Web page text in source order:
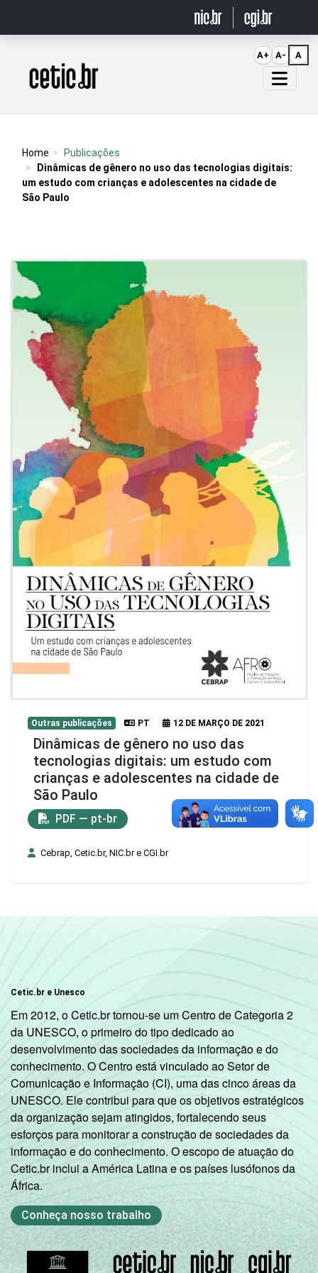
Página inicial
Home
Publicações
Dinâmicas de gênero no uso das tecnologias digitais:
um estudo com crianças e adolescentes na cidade de
São Paulo
Outras publicações PT 12 DE MARÇO DE 2021
Dinâmicas de gênero no uso das
tecnologias digitais: um estudo com
crianças e adolescentes na cidade de
São Paulo
PDF — pt-br
Cebrap, Cetic.br, NIC.br e CGI.br
Cetic.br e Unesco
Em 2012, o Cetic.br tornou-se um Centro de Categoria 2
da UNESCO, o primeiro do tipo dedicado ao
desenvolvimento das sociedades da informação e do
conhecimento. O Centro está vinculado ao Setor de
Comunicação e Informação (CI), uma das cinco áreas da
UNESCO. Ele contribui para que os objetivos estratégicos
da organização sejam atingidos, fortalecendo seus
esforços para monitorar a construção de sociedades da
informação e do conhecimento. O escopo de atuação do
Cetic.br inclui a América Latina e os países lusófonos da
África.
Conheça nosso trabalho
A+ A- A